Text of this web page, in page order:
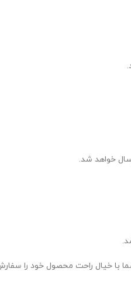
خواهد شد.
با خیال راحت محصول خود را